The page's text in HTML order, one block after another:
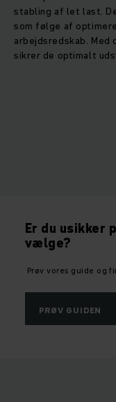
stabling af let last.
som følge af
arbejdsredskab. Med
sikrer de optimalt
Er du usikker
vælge?
Prøv vores guide og
PRØV GUIDEN